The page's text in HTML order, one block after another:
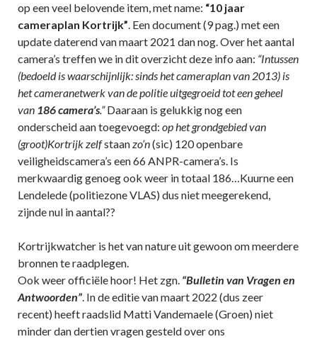
op een veel belovende item, met name: “10 jaar
cameraplan Kortrijk”. Een document (9 pag.) met een
update daterend van maart 2021 dan nog. Over het aantal
camera’s treffen we in dit overzicht deze info aan: “Intussen
(bedoeld is waarschijnlijk: sinds het cameraplan van 2013) is
het cameranetwerk van de politie uitgegroeid tot een geheel
van 186 camera’s.”Daaraan is gelukkig nog een
onderscheid aan toegevoegd: op het grondgebied van
(groot)Kortrijk zelfstaanzo’n(sic) 120 openbare
veiligheidscamera’s een 66 ANPR-camera’s. Is
merkwaardig genoeg ook weer in totaal 186…Kuurne een
Lendelede (politiezone VLAS) dus niet meegerekend,
zijnde nul in aantal??
Kortrijkwatcher is het van nature uit gewoon om meerdere
bronnen te raadplegen.
Ook weer officiële hoor! Het zgn. “Bulletin van Vragen en
Antwoorden”. In de editie van maart 2022 (dus zeer
recent) heeft raadslid Matti Vandemaele (Groen) niet
minder dan dertien vragen gesteld over ons